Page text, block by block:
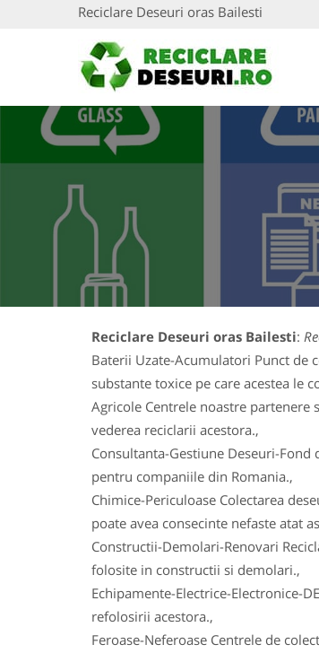
Reciclare Deseuri oras Bailesti
Reciclare Deseuri oras Bailesti:
Baterii Uzate-Acumulatori Punct de
substante toxice pe care acestea le
Agricole Centrele noastre
vederea reciclarii acestora.,
Consultanta-Gestiune Deseuri-
pentru companiile din Romania.,
Chimice-Periculoase Colectarea
poate avea consecinte nefaste atat
Constructii-Demolari-Renovari
folosite in constructii si demolari.,
Echipamente-Electrice-Electronice-
refolosirii acestora.,
Feroase-Neferoase Centrele de